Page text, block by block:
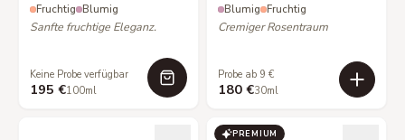
Fruchtig Blumig
Sanfte fruchtige Eleganz.
Keine Probe verfügbar
195 €100ml
Blumig Fruchtig
Cremiger Rosentraum
Probe ab 9 €
180 €30ml
PREMIUM